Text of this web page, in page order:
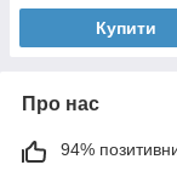
Купити
Про нас
94%